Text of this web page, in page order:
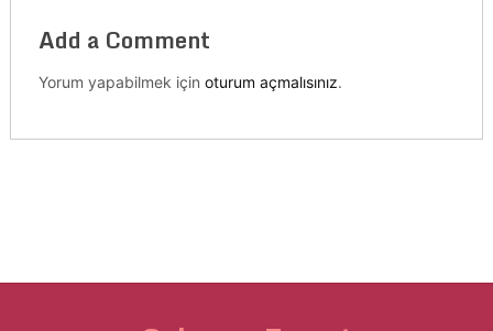
Add a Comment
Yorum yapabilmek için oturum açmalısınız.